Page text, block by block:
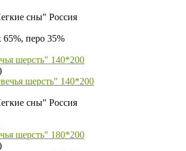
сны" Россия
перо 35%
шерсть" 140*200
сны" Россия
шерсть" 180*200